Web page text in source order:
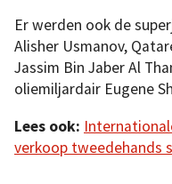
Er werden ook de
Alisher Usmanov,
Jassim Bin Jaber Al
oliemiljardair Eugene
Lees ook:
verkoop tweedehands